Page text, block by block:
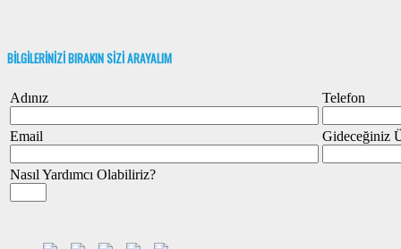
BİLGİLERİNİZİ BIRAKIN SİZİ ARAYALIM
Adınız Telefon
Email Gideceğiniz
Nasıl Yardımcı Olabiliriz?